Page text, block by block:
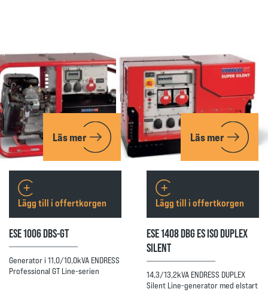
Läs mer
ESE 1006 DBS-GT
Generator i 11,0/10,0kVA ENDRESS
Professional GT Line-serien
Lägg till i offertkorgen
Läs mer
ESE 1408 DBG ES ISO DUPLEX
SILENT
14,3/13,2kVA ENDRESS DUPLEX
Silent Line-generator med elstart
Lägg till i offertkorgen